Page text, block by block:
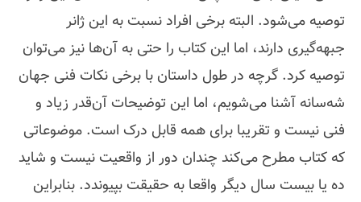
توصیه می‌شود. البته برخی افراد نسبت به این ژانر
جبهه‌گیری دارند، اما این کتاب را حتی به آن‌ها نیز می‌توان
توصیه کرد. گرچه در طول داستان با برخی نکات فنی جهان
شه‌سانه آشنا می‌شویم، اما این توضیحات آن‌قدر زیاد و
فنی نیست و تقریبا برای همه قابل درک است. موضوعاتی
که کتاب مطرح می‌کند چندان دور از واقعیت نیست و شاید
ده یا بیست سال دیگر واقعا به حقیقت بپیوندد. بنابراین